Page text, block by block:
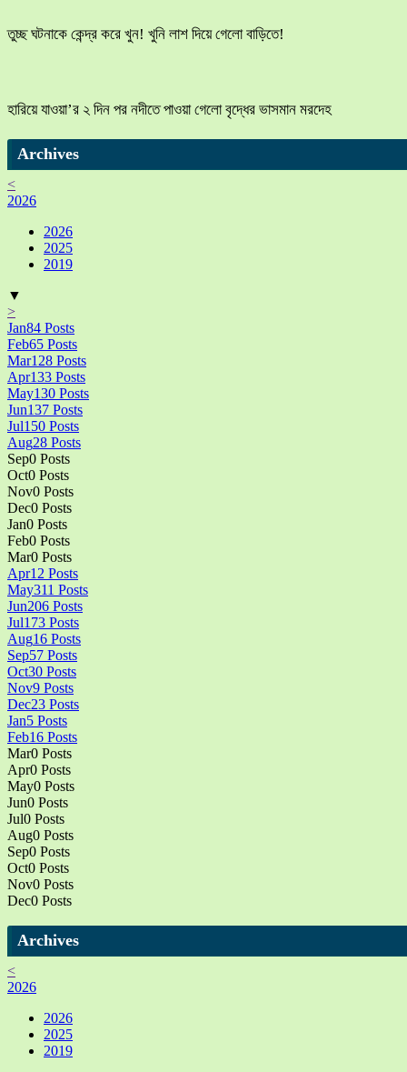
তুচ্ছ ঘটনাকে কেন্দ্র করে খুন! খুনি লাশ দিয়ে গেলো বাড়িতে!
হারিয়ে যাওয়া’র ২ দিন পর নদীতে পাওয়া গেলো বৃদ্ধের ভাসমান মরদেহ
Archives
<
2026
2026
2025
2019
▼
>
Jan84 Posts
Feb65 Posts
Mar128 Posts
Apr133 Posts
May130 Posts
Jun137 Posts
Jul150 Posts
Aug28 Posts
Sep0 Posts
Oct0 Posts
Nov0 Posts
Dec0 Posts
Jan0 Posts
Feb0 Posts
Mar0 Posts
Apr12 Posts
May311 Posts
Jun206 Posts
Jul173 Posts
Aug16 Posts
Sep57 Posts
Oct30 Posts
Nov9 Posts
Dec23 Posts
Jan5 Posts
Feb16 Posts
Mar0 Posts
Apr0 Posts
May0 Posts
Jun0 Posts
Jul0 Posts
Aug0 Posts
Sep0 Posts
Oct0 Posts
Nov0 Posts
Dec0 Posts
Archives
<
2026
2026
2025
2019